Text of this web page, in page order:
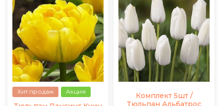
Хит продаж Акция
Комплект 5шт /
Тюльпан Альбатрос